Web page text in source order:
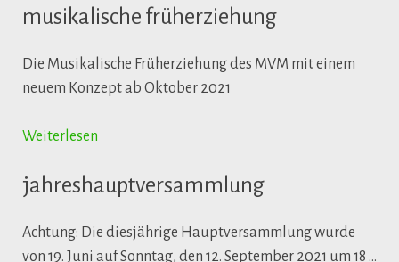
musikalische früherziehung
Die Musikalische Früherziehung des MVM mit einem
neuem Konzept ab Oktober 2021
Weiterlesen
jahreshauptversammlung
Achtung: Die diesjährige Hauptversammlung wurde
von 19. Juni auf Sonntag, den 12. September 2021 um 18 …